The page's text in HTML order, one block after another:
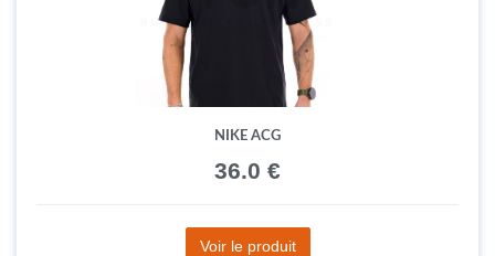
NIKE ACG
36.0 €
Voir le produit